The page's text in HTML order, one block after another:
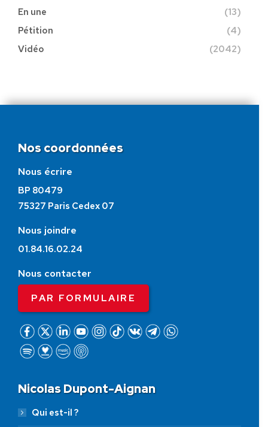
En une
(13)
Pétition
(4)
Vidéo
(2042)
Nos coordonnées
Nous écrire
BP 80479
75327 Paris Cedex 07
Nous joindre
01.84.16.02.24
Nous contacter
PAR FORMULAIRE
Nicolas Dupont-Aignan
Qui est-il ?